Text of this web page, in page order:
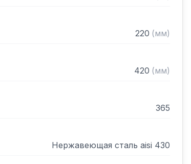
220 (мм)
420 (мм)
365
Нержавеющая сталь aisi 430